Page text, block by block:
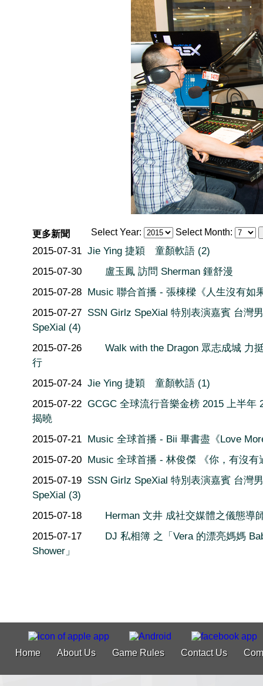
Select Year: Select Month:
更多新聞
2015-07-31 Jie Ying 捷穎 童顏軟語 (2)
2015-07-30
盧玉鳳 訪問 Sherman 鍾舒漫
2015-07-28 Music 聯合首播 - 張棟樑《人生沒有如
2015-07-27 SSN Girlz SpeXial 特別表演嘉賓 台灣
SpeXial (4)
2015-07-26
Walk with the Dragon 眾志成城 力
行
2015-07-24 Jie Ying 捷穎 童顏軟語 (1)
2015-07-22 GCGC 全球流行音樂金榜 2015 上半年
揭曉
2015-07-21 Music 全球首播 - Bii 畢書盡《Love
2015-07-20 Music 全球首播 - 林俊傑 《你，有沒有
2015-07-19 SSN Girlz SpeXial 特別表演嘉賓 台灣
SpeXial (3)
2015-07-18
Herman 文井 成社交媒體之儀態導
2015-07-17
DJ 私相簿 之「Vera 的漂亮媽媽
Shower」
Home About Us Game Rules Contact Us